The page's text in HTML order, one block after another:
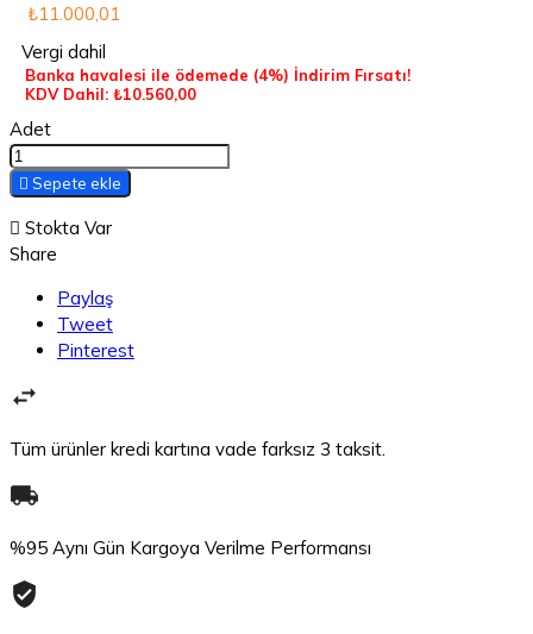
₺11.000,01
Vergi dahil
Banka havalesi ile ödemede (4%) İndirim Fırsatı!
KDV Dahil: ₺10.560,00
Adet
 Sepete ekle
 Stokta Var
Share
Paylaş
Tweet
Pinterest
Tüm ürünler kredi kartına vade farksız 3 taksit.
%95 Aynı Gün Kargoya Verilme Performansı